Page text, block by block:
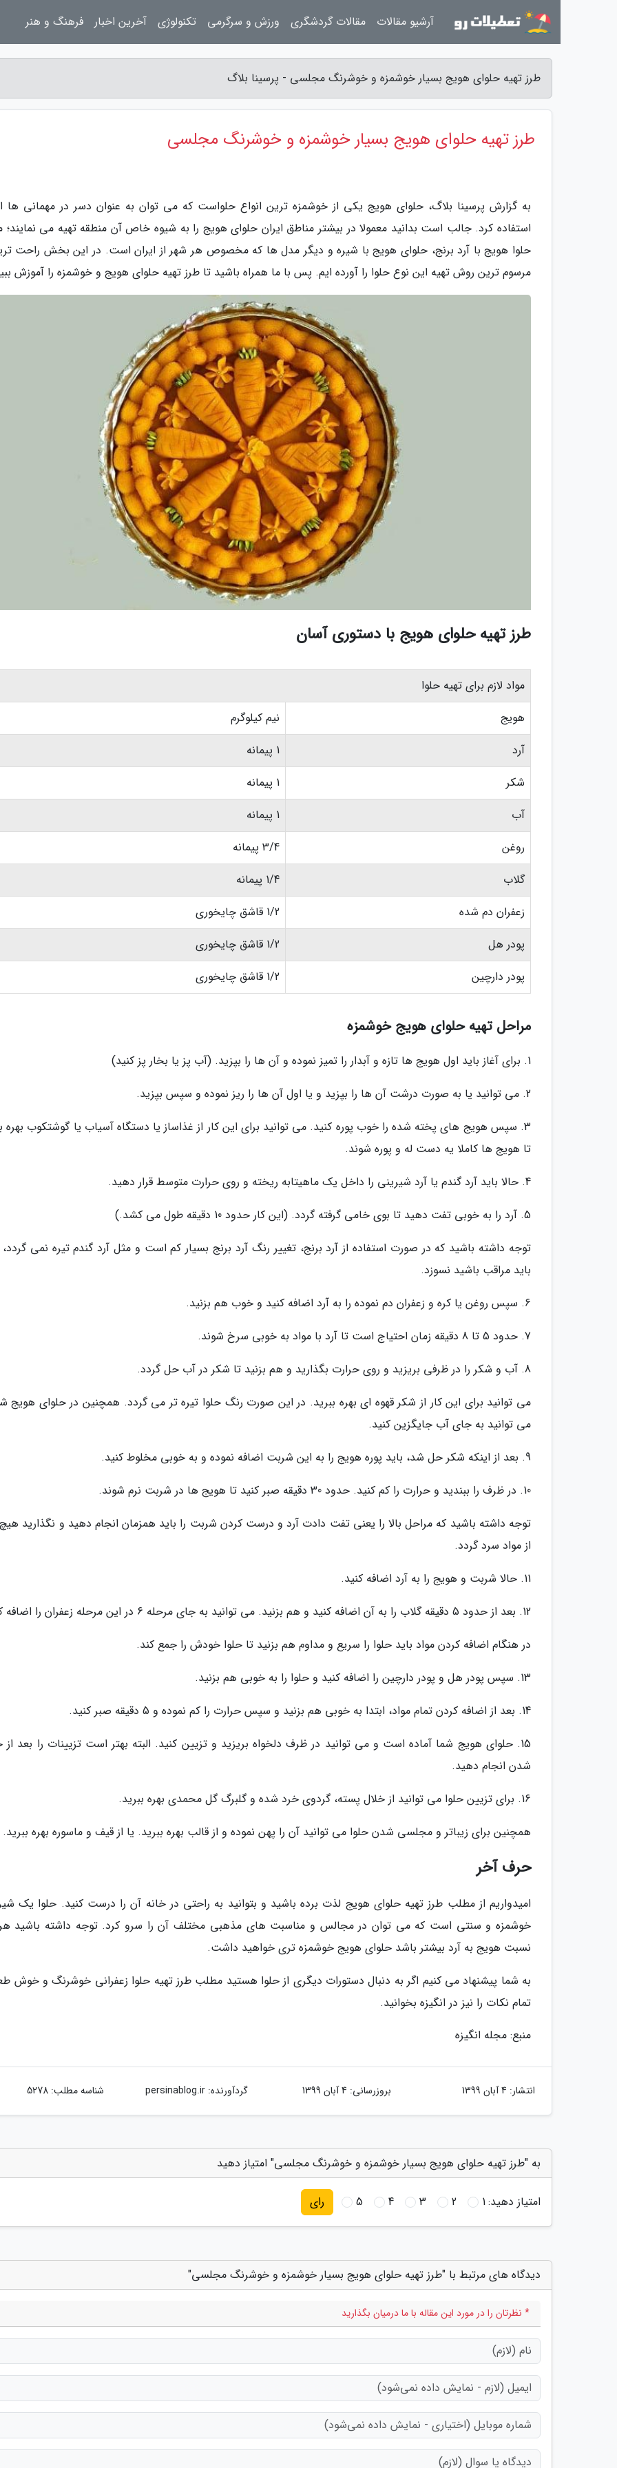
طرز تهیه حلوای هویج بسیار خوشمزه و خوشرنگ مجلسی - پرسینا بلاگ
طرز تهیه حلوای هویج بسیار خوشمزه و خوشرنگ مجلسی
به گزارش پرسینا بلاگ، حلوای هویج یکی از خوشمزه ترین انواع حلواست که می توان به عنوان دسر در مهمانی ها
استفاده کرد. جالب است بدانید معمولا در بیشتر مناطق ایران حلوای هویج را به شیوه خاص آن منطقه تهیه می نمایند؛
حلوا هویج با آرد برنج، حلوای هویج با شیره و دیگر مدل ها که مخصوص هر شهر از ایران است. در این بخش راحت
مرسوم ترین روش تهیه این نوع حلوا را آورده ایم. پس با ما همراه باشید تا طرز تهیه حلوای هویج و خوشمزه را آموزش
طرز تهیه حلوای هویج با دستوری آسان
مواد لازم برای تهیه حلوا
هویج
نیم کیلوگرم
آرد
1 پیمانه
شکر
1 پیمانه
آب
1 پیمانه
روغن
3/4 پیمانه
گلاب
1/4 پیمانه
زعفران دم شده
1/2 قاشق چایخوری
پودر هل
1/2 قاشق چایخوری
پودر دارچین
1/2 قاشق چایخوری
مراحل تهیه حلوای هویج خوشمزه
1. برای آغاز باید اول هویج ها تازه و آبدار را تمیز نموده و آن ها را بپزید. (آب پز یا بخار پز کنید)
2. می توانید یا به صورت درشت آن ها را بپزید و یا اول آن ها را ریز نموده و سپس بپزید.
3. سپس هویج های پخته شده را خوب پوره کنید. می توانید برای این کار از غذاساز یا دستگاه آسیاب یا گوشتکوب بهره
تا هویج ها کاملا یه دست له و پوره شوند.
4. حالا باید آرد گندم یا آرد شیرینی را داخل یک ماهیتابه ریخته و روی حرارت متوسط قرار دهید.
5. آرد را به خوبی تفت دهید تا بوی خامی گرفته گردد. (این کار حدود 10 دقیقه طول می کشد.)
توجه داشته باشید که در صورت استفاده از آرد برنج، تغییر رنگ آرد برنج بسیار کم است و مثل آرد گندم تیره نمی
باید مراقب باشید نسوزد.
6. سپس روغن یا کره و زعفران دم نموده را به آرد اضافه کنید و خوب هم بزنید.
7. حدود 5 تا 8 دقیقه زمان احتیاج است تا آرد با مواد به خوبی سرخ شوند.
8. آب و شکر را در ظرفی بریزید و روی حرارت بگذارید و هم بزنید تا شکر در آب حل گردد.
می توانید برای این کار از شکر قهوه ای بهره ببرید. در این صورت رنگ حلوا تیره تر می گردد. همچنین در حلوای هویج
می توانید به جای آب جایگزین کنید.
9. بعد از اینکه شکر حل شد، باید پوره هویج را به این شربت اضافه نموده و به خوبی مخلوط کنید.
10. در ظرف را ببندید و حرارت را کم کنید. حدود 30 دقیقه صبر کنید تا هویج ها در شربت نرم شوند.
توجه داشته باشید که مراحل بالا را یعنی تفت دادت آرد و درست کردن شربت را باید همزمان انجام دهید و نگذارید
از مواد سرد گردد.
11. حالا شربت و هویج را به آرد اضافه کنید.
12. بعد از حدود 5 دقیقه گلاب را به آن اضافه کنید و هم بزنید. می توانید به جای مرحله 6 در این مرحله زعفران را اضافه کنید.
در هنگام اضافه کردن مواد باید حلوا را سریع و مداوم هم بزنید تا حلوا خودش را جمع کند.
13. سپس پودر هل و پودر دارچین را اضافه کنید و حلوا را به خوبی هم بزنید.
14. بعد از اضافه کردن تمام مواد، ابتدا به خوبی هم بزنید و سپس حرارت را کم نموده و 5 دقیقه صبر کنید.
15. حلوای هویج شما آماده است و می توانید در ظرف دلخواه بریزید و تزیین کنید. البته بهتر است تزیینات را بعد
شدن انجام دهید.
16. برای تزیین حلوا می توانید از خلال پسته، گردوی خرد شده و گلبرگ گل محمدی بهره ببرید.
همچنین برای زیباتر و مجلسی شدن حلوا می توانید آن را پهن نموده و از قالب بهره ببرید. یا از قیف و ماسوره بهره ببرید.
حرف آخر
امیدواریم از مطلب طرز تهیه حلوای هویج لذت برده باشید و بتوانید به راحتی در خانه آن را درست کنید. حلوا یک
خوشمزه و سنتی است که می توان در مجالس و مناسبت های مذهبی مختلف آن را سرو کرد. توجه داشته باشید
نسبت هویج به آرد بیشتر باشد حلوای هویج خوشمزه تری خواهید داشت.
به شما پیشنهاد می کنیم اگر به دنبال دستورات دیگری از حلوا هستید مطلب طرز تهیه حلوا زعفرانی خوشرنگ و خوش
تمام نکات را نیز در انگیزه بخوانید.
منبع: مجله انگیزه
انتشار: 4 آبان 1399 بروزرسانی: 4 آبان 1399 گردآورنده:persinablog.ir شناسه مطلب: 5278
به "طرز تهیه حلوای هویج بسیار خوشمزه و خوشرنگ مجلسی" امتیاز دهید
امتیاز دهید:1
2
3
4
5 رای
دیدگاه های مرتبط با "طرز تهیه حلوای هویج بسیار خوشمزه و خوشرنگ مجلسی"
* نظرتان را در مورد این مقاله با ما درمیان بگذارید
آرشیو مقالات مقالات گردشگری ورزش و سرگرمی تکنولوژی آخرین اخبار فرهنگ و هنر